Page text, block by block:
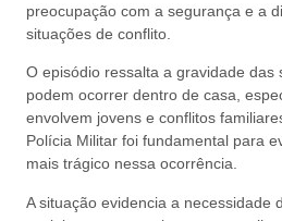
preocupação com a segurança e a
situações de conflito.
O episódio ressalta a gravidade das
podem ocorrer dentro de casa,
envolvem jovens e conflitos
Polícia Militar foi fundamental para
mais trágico nessa ocorrência.
A situação evidencia a necessidade